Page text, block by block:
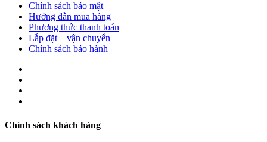
Chính sách bảo mật
Hướng dẫn mua hàng
Phương thức thanh toán
Lắp đặt – vận chuyển
Chính sách bảo hành
Chính sách khách hàng